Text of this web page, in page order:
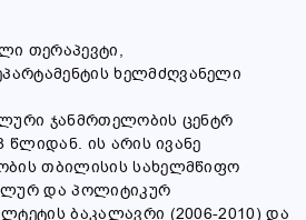
თერაპევტი,
ხელმძღვანელი
ჯანმრთელობის ცენტრ
წლიდან. ის არის ივანე
თბილისის სახელმწიფო
და პოლიტიკურ
ბაკალავრი (2006-2010) და